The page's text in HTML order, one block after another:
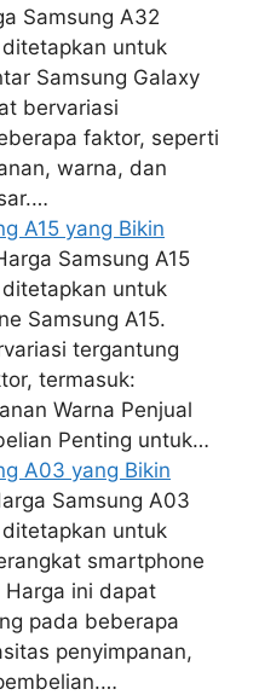
Samsung A32
untuk
Samsung Galaxy
bervariasi
faktor, seperti
warna, dan
A15 yang Bikin
Samsung A15
untuk
Samsung A15.
tergantung
termasuk:
Warna Penjual
Penting untuk…
A03 yang Bikin
Samsung A03
untuk
smartphone
Harga ini dapat
pada beberapa
penyimpanan,